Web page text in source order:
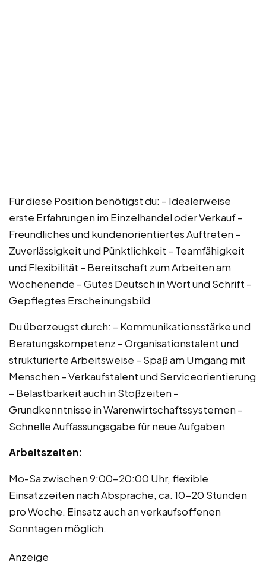
Für diese Position benötigst du: – Idealerweise
erste Erfahrungen im Einzelhandel oder Verkauf –
Freundliches und kundenorientiertes Auftreten –
Zuverlässigkeit und Pünktlichkeit – Teamfähigkeit
und Flexibilität – Bereitschaft zum Arbeiten am
Wochenende – Gutes Deutsch in Wort und Schrift –
Gepflegtes Erscheinungsbild
Du überzeugst durch: – Kommunikationsstärke und
Beratungskompetenz – Organisationstalent und
strukturierte Arbeitsweise – Spaß am Umgang mit
Menschen – Verkaufstalent und Serviceorientierung
– Belastbarkeit auch in Stoßzeiten –
Grundkenntnisse in Warenwirtschaftssystemen –
Schnelle Auffassungsgabe für neue Aufgaben
Arbeitszeiten:
Mo-Sa zwischen 9:00-20:00 Uhr, flexible
Einsatzzeiten nach Absprache, ca. 10-20 Stunden
pro Woche. Einsatz auch an verkaufsoffenen
Sonntagen möglich.
Anzeige